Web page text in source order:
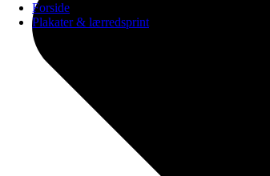
Forside
Plakater & lærredsprint